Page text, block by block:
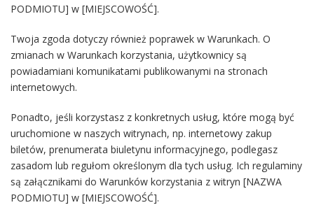
PODMIOTU] w [MIEJSCOWOŚĆ].
Twoja zgoda dotyczy również poprawek w Warunkach. O
zmianach w Warunkach korzystania, użytkownicy są
powiadamiani komunikatami publikowanymi na stronach
internetowych.
Ponadto, jeśli korzystasz z konkretnych usług, które mogą być
uruchomione w naszych witrynach, np. internetowy zakup
biletów, prenumerata biuletynu informacyjnego, podlegasz
zasadom lub regułom określonym dla tych usług. Ich regulaminy
są załącznikami do Warunków korzystania z witryn [NAZWA
PODMIOTU] w [MIEJSCOWOŚĆ].